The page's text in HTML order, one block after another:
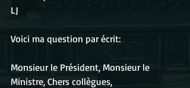
LJ
Voici ma question par écrit:
Monsieur le Président, Monsieur le
Ministre, Chers collègues,